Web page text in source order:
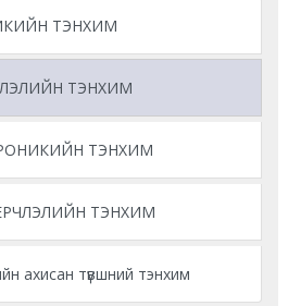
ТЭНХИМ
ТЭНХИМ
ТЭНХИМ
ТЭНХИМ
ахисан түвшний тэнхим